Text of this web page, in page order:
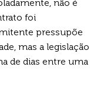
não é
foi
pressupõe
mas a legislação
de dias entre uma